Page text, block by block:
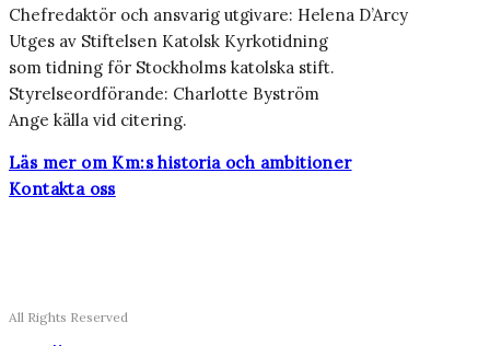
Chefredaktör och ansvarig utgivare: Helena D’Arcy
Utges av Stiftelsen Katolsk Kyrkotidning
som tidning för Stockholms katolska stift.
Styrelseordförande: Charlotte Byström
Ange källa vid citering.
Läs mer om Km:s historia och ambitioner
Kontakta oss
All Rights Reserved